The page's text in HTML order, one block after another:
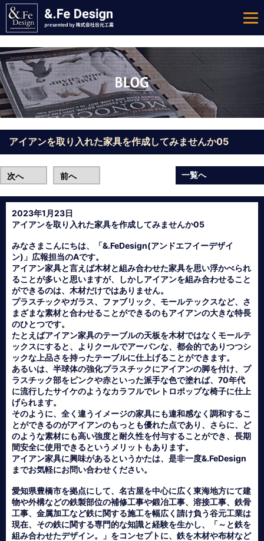
アイアンを取り入れた家具を作成してみませんか05
次へ 前へ 一覧へ
2023年1月23日
アイアンを取り入れた家具を作成してみませんか05
みなさまこんにちは、「&.FeDesign(アンドエフイーデザイ
ン)」広報担当のAです。
アイアン家具と言えば木材と組み合わせた家具を思い浮かべられ
ることが多いと思いますが、しかしアイアンを組み合わせること
ができるのは、木材だけではありません。
プラスチックやガラス、ファブリック、モールテックスなど、さ
まざまな素材と合わせることができるのもアイアンの大きな特長
のひとつです。
たとえばアイアン家具のテーブルの天板を木材ではなくモールテ
ックスにすると、よりクールでアーバンな、都会的でありつつシ
ックな上品さを持ったテーブルに仕上げることができます。
あるいは、半球体の強化プラスチックにアイアンの脚を付け、プ
ラスチック部をピンクや赤といった派手な色で塗れば、70年代
に流行したサイケのようなカラフルでレトロポップな椅子に仕上
げられます。
そのように、全く違うイメージの家具にも違和感なく調和するこ
とができるのがアイアンのもっとも優れた点であり、さらに、ど
のような素材にも高い強度と耐久性を付与することができ、長期
間安全に使用できるというメリットもあります。
アイアン家具に興味があるというかたは、是非一度&.FeDesign
までお気軽にお問い合わせください。
愛知県豊橋市を拠点にして、名古屋を中心に広く東海地方にて建
物や外構などの鉄製部位の補修工事や鍛冶工事、溶接工事、鉄骨
工事、金属加工など鉄に関する施工を幅広く請け負う谷元工業は
現在、その鉄に関する専門的な知識と経験を生かし、「～と鉄を
組み合わせたデザイン。」をコンセプトに、鉄を木材や布材など